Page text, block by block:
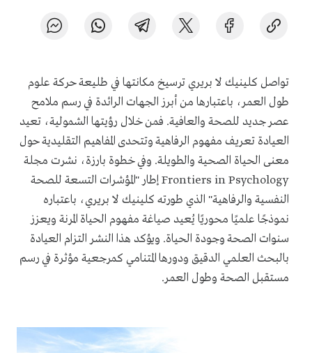
تواصل كلينيك لا بريري ترسيخ مكانتها في طليعة حركة علوم
طول العمر، باعتبارها من أبرز الجهات الرائدة في رسم ملامح
عصر جديد للصحة والعافية. فمن خلال رؤيتها الشمولية، تعيد
العيادة تعريف مفهوم الرفاهية وتتحدى المفاهيم التقليدية حول
معنى الحياة الصحية والطويلة. وفي خطوة بارزة، نشرت مجلة
Frontiers in Psychology إطار "المؤشرات التسعة للصحة
النفسية والرفاهية" الذي طورته كلينيك لا بريري، باعتباره
نموذجًا علميًا محوريًا يُعيد صياغة مفهوم الحياة المرنة ويعزز
سنوات الصحة وجودة الحياة. ويؤكد هذا النشر التزام العيادة
بالبحث العلمي الدقيق ودورها المتنامي كمرجعية مؤثرة في رسم
مستقبل الصحة وطول العمر.